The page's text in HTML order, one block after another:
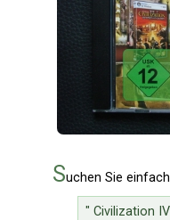
Suchen Sie
" Civilization